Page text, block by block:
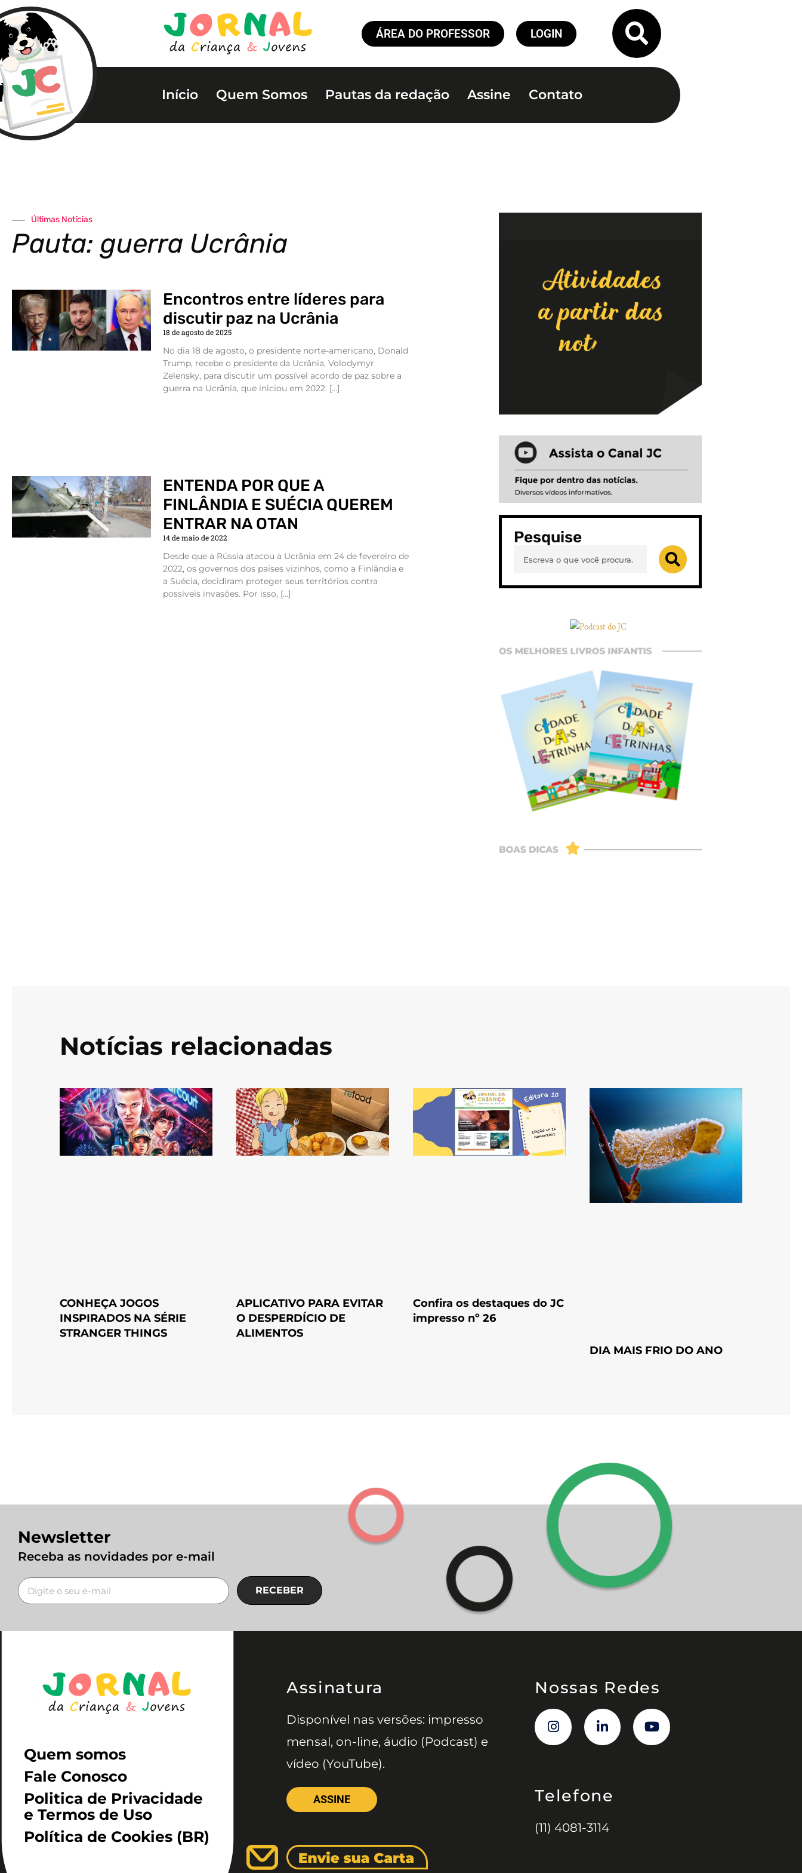
ÁREA DO PROFESSOR LOGIN
Início Quem Somos Pautas da redação Assine Contato
Últimas Notícias
Pauta: guerra Ucrânia
Encontros entre líderes para
discutir paz na Ucrânia
18 de agosto de 2025
No dia 18 de agosto, o presidente norte-americano, Donald
Trump, recebe o presidente da Ucrânia, Volodymyr
Zelensky, para discutir um possível acordo de paz sobre a
guerra na Ucrânia, que iniciou em 2022. […]
ENTENDA POR QUE A
FINLÂNDIA E SUÉCIA QUEREM
ENTRAR NA OTAN
14 de maio de 2022
Desde que a Rússia atacou a Ucrânia em 24 de fevereiro de
2022, os governos dos países vizinhos, como a Finlândia e
a Suécia, decidiram proteger seus territórios contra
possíveis invasões. Por isso, […]
Pesquise
Notícias relacionadas
CONHEÇA JOGOS
INSPIRADOS NA SÉRIE
STRANGER THINGS
APLICATIVO PARA EVITAR
O DESPERDÍCIO DE
ALIMENTOS
Confira os destaques do JC
impresso nº 26
DIA MAIS FRIO DO ANO
Newsletter
Receba as novidades por e-mail
RECEBER
Quem somos
Fale Conosco
Politica de Privacidade
e Termos de Uso
Política de Cookies (BR)
Assinatura
Disponível nas versões: impresso
mensal, on-line, áudio (Podcast) e
vídeo (YouTube).
ASSINE
Nossas Redes
Telefone
(11) 4081-3114